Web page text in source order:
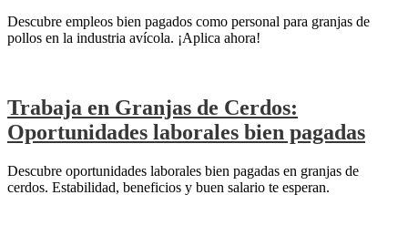
Descubre empleos bien pagados como personal para granjas de
pollos en la industria avícola. ¡Aplica ahora!
Trabaja en Granjas de Cerdos:
Oportunidades laborales bien pagadas
Descubre oportunidades laborales bien pagadas en granjas de
cerdos. Estabilidad, beneficios y buen salario te esperan.